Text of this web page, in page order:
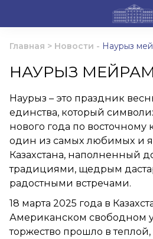
Главная > Новости - Наурыз
НАУРЫЗ
Наурыз – это праздник
единства, который
нового года по восточному
один из самых любимых и
Казахстана, наполненный
традициями, щедрым
радостными встречами.
18 марта 2025 года в
Американском свободном
торжество прошло в